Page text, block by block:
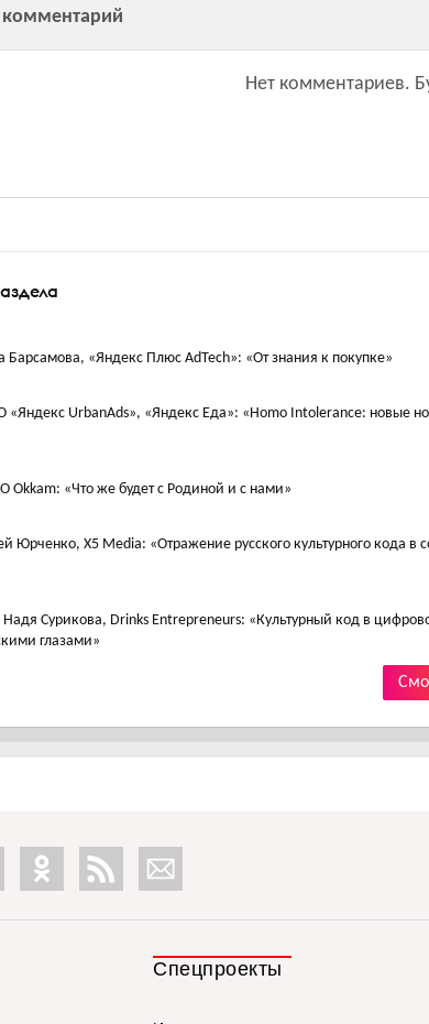
комментарий
Нет комментариев.
Барсамова, «Яндекс Плюс AdTech»: «От знания к покупке»
UrbanAds», «Яндекс Еда»: «Homo Intolerance: новые
Okkam: «Что же будет с Родиной и с нами»
Юрченко, X5 Media: «Отражение русского культурного кода в
Надя Сурикова, Drinks Entrepreneurs: «Культурный код в
глазами»
Спецпроекты